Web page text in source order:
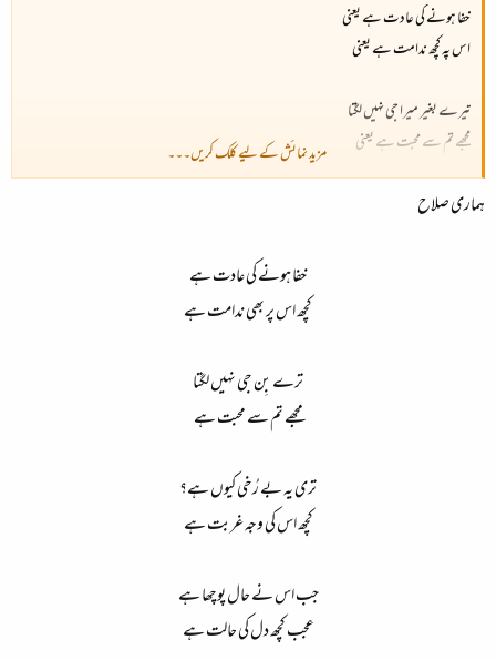
خفا ہونے کی عادت ہے یعنی
اس پہ کچھ ندامت ہے یعنی
تیرے بغیر میرا جی نہیں لگتا
مجھے تم سے محبت ہے یعنی
بے رُخی، اس قدر، کیا بات
مزید نمائش کے لیے کلک کریں۔۔۔
ہماری صلاح
خفا ہونے کی عادت ہے
کچھ اس پر بھی ندامت ہے
ترے بِن جی نہیں لگتا
مجھے تم سے محبت ہے
تری یہ بے رُخی کیوں ہے؟
کچھ اس کی وجہ غربت ہے
جب اس نے حال پوچھا ہے
عجب کچھ دل کی حالت ہے